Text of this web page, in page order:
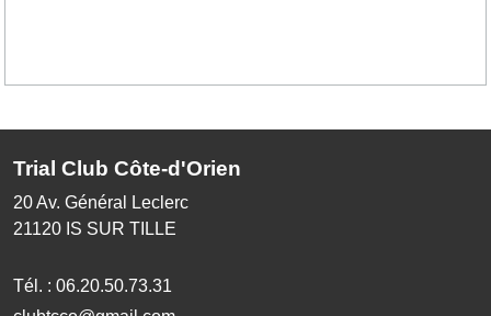
Trial Club Côte-d'Orien
20 Av. Général Leclerc
21120 IS SUR TILLE
Tél. : 06.20.50.73.31